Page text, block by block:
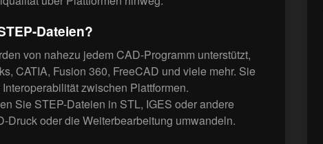
Dateien?
von nahezu jedem CAD-Programm unterstützt,
CATIA, Fusion 360, FreeCAD und viele mehr. Sie
zwischen Plattformen.
Sie STEP-Dateien in STL, IGES oder andere
Druck oder die Weiterbearbeitung umwandeln.